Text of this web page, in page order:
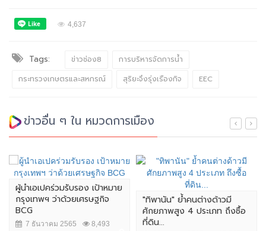
4,637
Tags: ข่าวช่อง8
การบริหารจัดการน้ำ
กระทรวงเกษตรและสหกรณ์
สุริยะจึงรุ่งเรืองกิจ EEC
ข่าวอื่น ๆ ใน หมวดการเมือง
ผู้นำเอเปคร่วมรับรอง เป้าหมาย
กรุงเทพฯ ว่าด้วยเศรษฐกิจ
BCG
7 ธันวาคม 2565 8,493
"ทิพานัน" ย้ำคนต่างด้าวมี
ศักยภาพสูง 4 ประเภท ถึงซื้อ
ที่ดิน...